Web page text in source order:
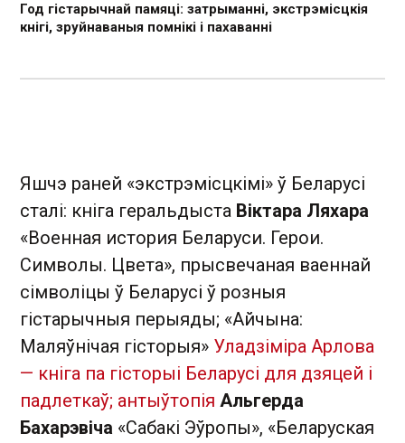
Год гістарычнай памяці: затрыманні, экстрэмісцкія
кнігі, зруйнаваныя помнікі і пахаванні
Яшчэ раней «экстрэмісцкімі» ў Беларусі
сталі: кніга геральдыста Віктара Ляхара
«Военная история Беларуси. Герои.
Символы. Цвета», прысвечаная ваеннай
сімволіцы ў Беларусі ў розныя
гістарычныя перыяды; «Айчына:
Маляўнiчая гісторыя» Уладзіміра Арлова
— кніга па гісторыі Беларусі для дзяцей і
падлеткаў; антыўтопія Альгерда
Бахарэвіча «Сабакі Эўропы», «Беларуская